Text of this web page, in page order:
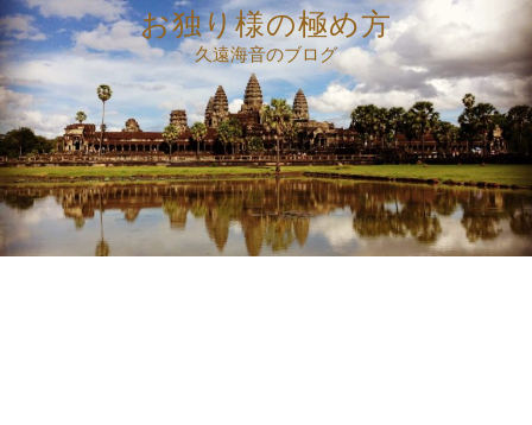
コ
ン
テ
ン
ツ
へ
ス
キ
ッ
お独り様の極め方
久遠海音のブログ